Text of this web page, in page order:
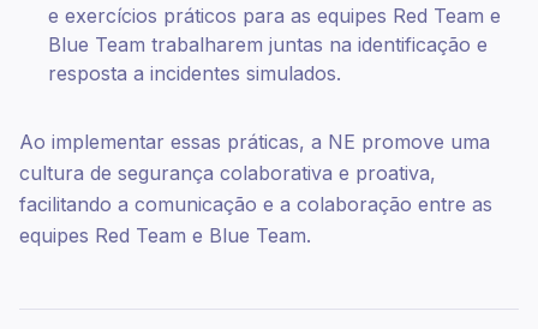
e exercícios práticos para as equipes Red Team e
Blue Team trabalharem juntas na identificação e
resposta a incidentes simulados.
Ao implementar essas práticas, a NE promove uma
cultura de segurança colaborativa e proativa,
facilitando a comunicação e a colaboração entre as
equipes Red Team e Blue Team.